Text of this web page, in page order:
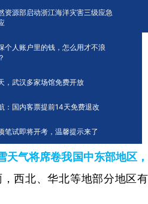
资源部启动浙江海洋灾害三级应急
个人账户里的钱，怎么用才不浪
，武汉多家场馆免费开放
：国内客票提前14天免费退改
笔试即将开考，温馨提示来了
水来了！
:0
天气将席卷我国中东部地区，
西北、华北等地部分地区有